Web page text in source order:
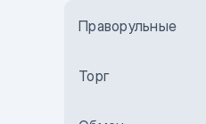
Праворульные
Торг